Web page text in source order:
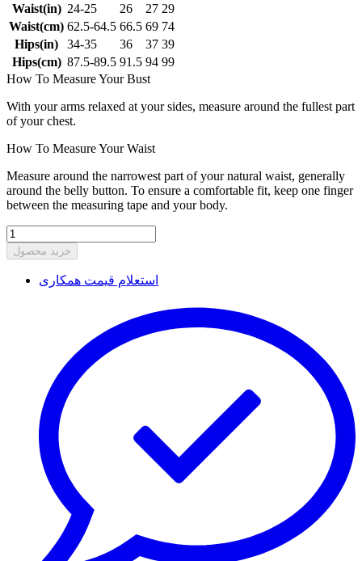
Waist(in) 24-25 26 27 29
Waist(cm) 62.5-64.5 66.5 69 74
Hips(in)
34-35 36 37 39
Hips(cm) 87.5-89.5 91.5 94 99
How To Measure Your Bust
With your arms relaxed at your sides, measure around the fullest part
of your chest.
How To Measure Your Waist
Measure around the narrowest part of your natural waist, generally
around the belly button. To ensure a comfortable fit, keep one finger
between the measuring tape and your body.
خرید محصول
استعلام قیمت همکاری